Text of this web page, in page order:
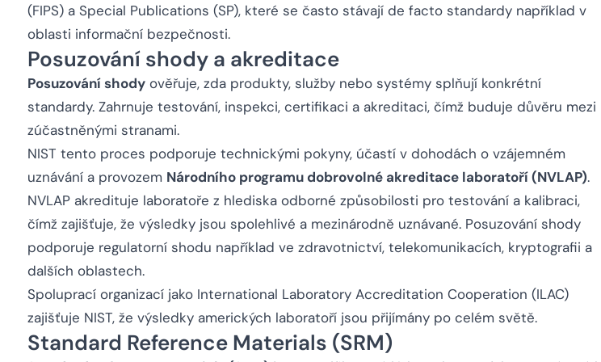
(FIPS) a Special Publications (SP), které se často stávají de facto standardy například v
oblasti informační bezpečnosti.
Posuzování shody a akreditace
Posuzování shody ověřuje, zda produkty, služby nebo systémy splňují konkrétní
standardy. Zahrnuje testování, inspekci, certifikaci a akreditaci, čímž buduje důvěru mezi
zúčastněnými stranami.
NIST tento proces podporuje technickými pokyny, účastí v dohodách o vzájemném
uznávání a provozem Národního programu dobrovolné akreditace laboratoří (NVLAP).
NVLAP akredituje laboratoře z hlediska odborné způsobilosti pro testování a kalibraci,
čímž zajišťuje, že výsledky jsou spolehlivé a mezinárodně uznávané. Posuzování shody
podporuje regulatorní shodu například ve zdravotnictví, telekomunikacích, kryptografii a
dalších oblastech.
Spoluprací organizací jako International Laboratory Accreditation Cooperation (ILAC)
zajišťuje NIST, že výsledky amerických laboratoří jsou přijímány po celém světě.
Standard Reference Materials (SRM)